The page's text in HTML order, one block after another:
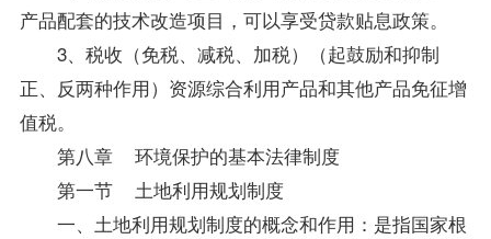
产品配套的技术改造项目，可以享受贷款贴息政策。
3、税收（免税、减税、加税）（起鼓励和抑制
正、反两种作用）资源综合利用产品和其他产品免征增
值税。
第八章 环境保护的基本法律制度
第一节 土地利用规划制度
一、土地利用规划制度的概念和作用：是指国家根